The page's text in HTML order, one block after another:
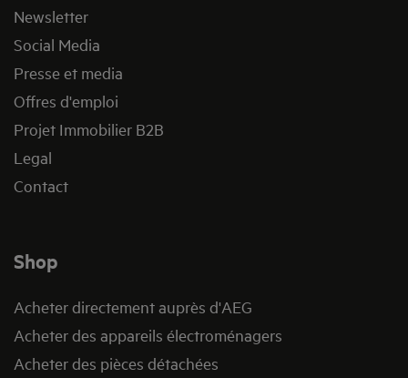
Newsletter
Social Media
Presse et media
Offres d'emploi
Projet Immobilier B2B
Legal
Contact
Shop
Acheter directement auprès d'AEG
Acheter des appareils électroménagers
Acheter des pièces détachées